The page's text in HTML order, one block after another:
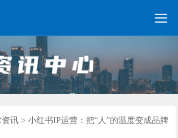

首页
GEO常见问题
GEO优化
海外GEO
网络营销
企业培训
软件开发
政策申报
资讯中心
关于我们
资讯> 小红书IP运营：把“人”的温度变成品牌